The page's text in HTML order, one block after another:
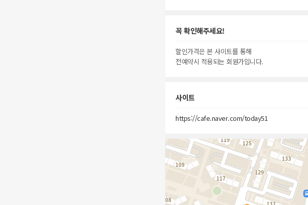
꼭 확인해주세요!
할인가격은 본 사이트를 통해
전예약시 적용되는 회원가입니다.
사이트
https://cafe.naver.com/today51